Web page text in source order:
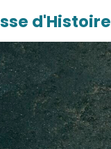
d'Histoire